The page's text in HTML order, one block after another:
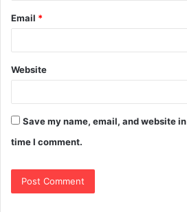
Email *
Website
Save my name, email, and website
time I comment.